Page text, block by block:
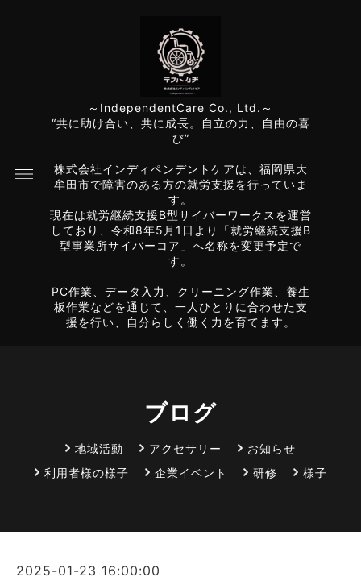
～IndependentCare Co., Ltd.～
“共に助け合い、共に成長。自立の力、自由の喜
び”
株式会社インディペンデントケアは、福岡県大
牟田市で障害のある方の就労支援を行っていま
す。
現在は就労継続支援B型サイバーワークスを運営
しており、令和8年5月1日より「就労継続支援B
型事業所サイバーコア」へ名称を変更予定で
す。
PC作業、データ入力、クリーニング作業、養生
板作業などを通じて、一人ひとりに合わせた支
援を行い、自分らしく働く力を育てます。
ブログ
地域活動 アクセサリー
お知らせ
利用者様の様子
企業イベント 研修 様子
2025-01-23 16:00:00